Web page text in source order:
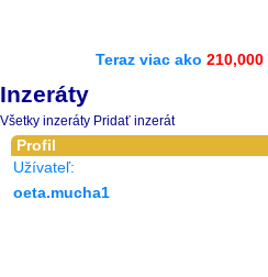
Teraz viac ako 210,000
Inzeráty
Všetky inzeráty Pridať inzerát
Profil
Užívateľ:
oeta.mucha1